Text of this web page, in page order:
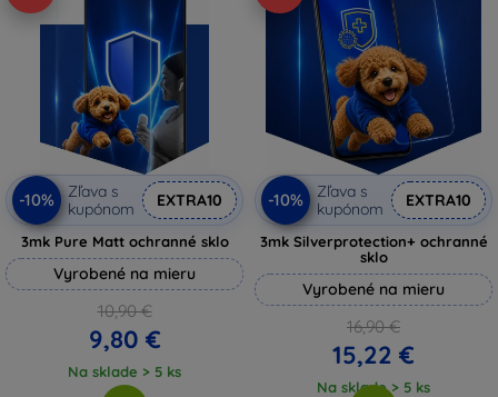
-10%
Zľava s
kupónom
EXTRA10
3mk Pure Matt ochranné sklo
Vyrobené na mieru
10,90 €
9,80 €
Na sklade > 5 ks
-10%
Zľava s
kupónom
EXTRA10
3mk Silverprotection+ ochranné
sklo
Vyrobené na mieru
16,90 €
15,22 €
Na sklade > 5 ks